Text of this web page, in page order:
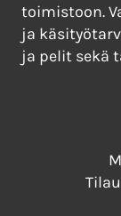
toimistoon.
ja
ja pelit sekä